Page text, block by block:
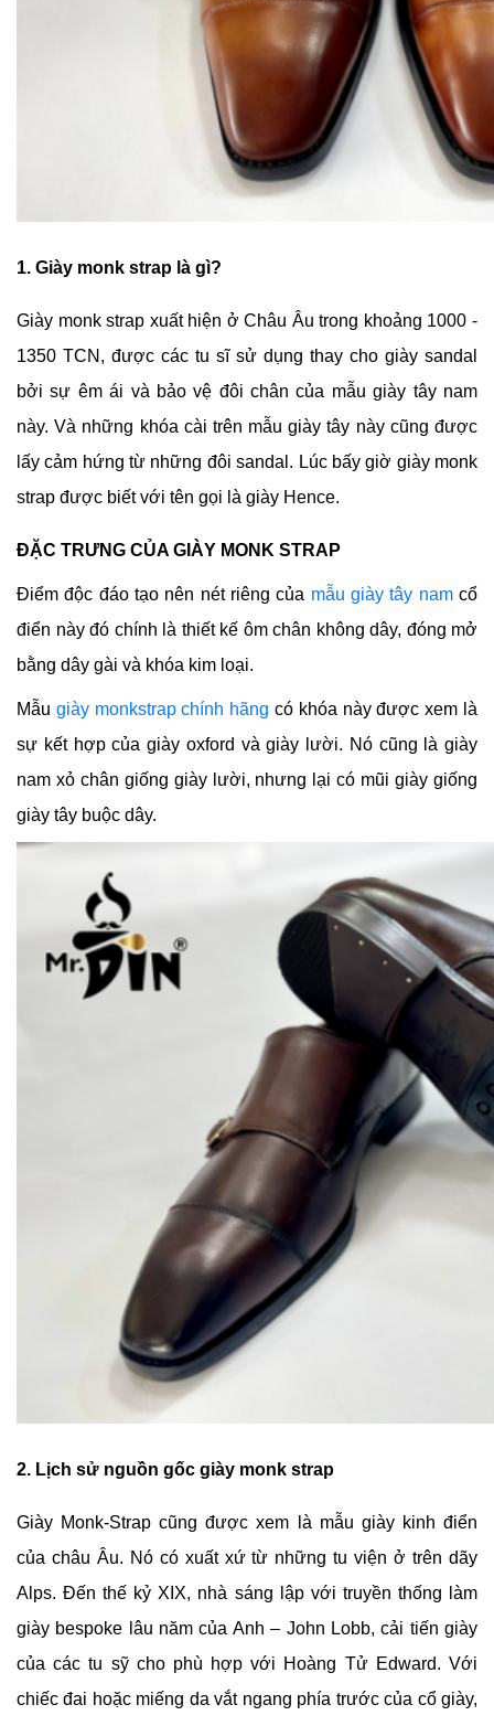
1. Giày monk strap là gì?
Giày monk strap xuất hiện ở Châu Âu trong khoảng 1000 -
1350 TCN, được các tu sĩ sử dụng thay cho giày sandal
bởi sự êm ái và bảo vệ đôi chân của mẫu giày tây nam
này. Và những khóa cài trên mẫu giày tây này cũng được
lấy cảm hứng từ những đôi sandal. Lúc bấy giờ giày monk
strap được biết với tên gọi là giày Hence.
ĐẶC TRƯNG CỦA GIÀY MONK STRAP
Điểm độc đáo tạo nên nét riêng của mẫu giày tây nam cổ
điển này đó chính là thiết kế ôm chân không dây, đóng mở
bằng dây gài và khóa kim loại.
Mẫu giày monkstrap chính hãng có khóa này được xem là
sự kết hợp của giày oxford và giày lười. Nó cũng là giày
nam xỏ chân giống giày lười, nhưng lại có mũi giày giống
giày tây buộc dây.
2. Lịch sử nguồn gốc giày monk strap
Giày Monk-Strap cũng được xem là mẫu giày kinh điển
của châu Âu. Nó có xuất xứ từ những tu viện ở trên dãy
Alps. Đến thế kỷ XIX, nhà sáng lập với truyền thống làm
giày bespoke lâu năm của Anh – John Lobb, cải tiến giày
của các tu sỹ cho phù hợp với Hoàng Tử Edward. Với
chiếc đai hoặc miếng da vắt ngang phía trước của cổ giày,